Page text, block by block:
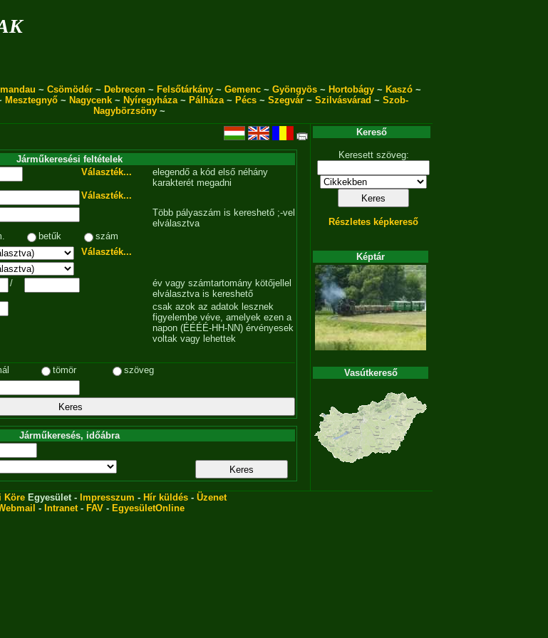
~ Csömödér ~ Debrecen ~ Felsőtárkány ~ Gemenc ~ Gyöngyös ~ Hortobágy ~ Kaszó ~
Mesztegnyő~ Nagycenk~ Nyíregyháza~ Pálháza~ Pécs~ Szegvár~ Szilvásvárad ~ Szob-
Nagybörzsöny ~
Járműkeresési feltételek
Választék...
elegendő a kód első néhány
karakterét megadni
Választék...
Több pályaszám is kereshető ;-vel
elválasztva
betűk
szám
Választék...
/
év vagy számtartomány kötőjellel
elválasztva is kereshető
csak azok az adatok lesznek
figyelembe véve, amelyek ezen a
napon (ÉÉÉÉ-HH-NN) érvényesek
voltak vagy lehettek
tömör
szöveg
Járműkeresés, időábra
Kereső
Keresett szöveg:
Részletes képkereső
Képtár
Vasútkereső
Köre Egyesület - Impresszum - Hír küldés - Üzenet
- Intranet- FAV - EgyesületOnline